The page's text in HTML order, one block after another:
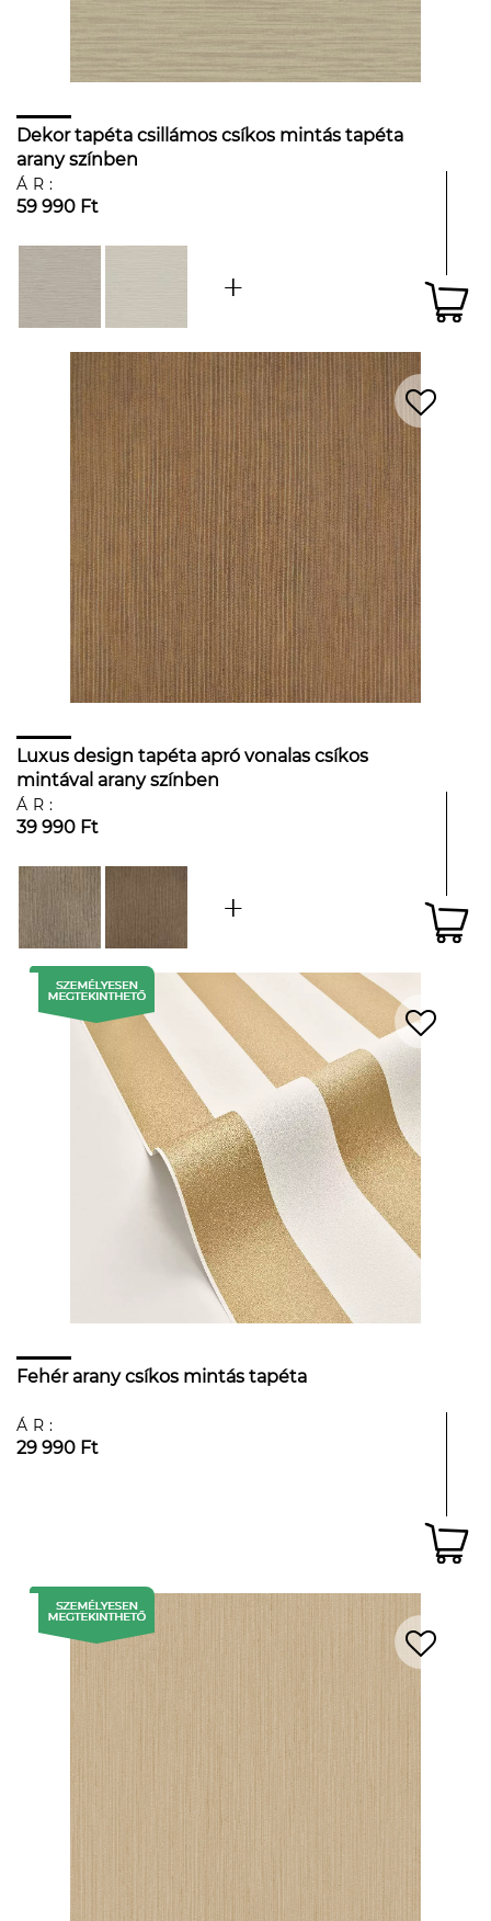
Dekor tapéta csillámos csíkos mintás tapéta
arany színben
ÁR:
59 990 Ft
Luxus design tapéta apró vonalas csíkos
mintával arany színben
ÁR:
39 990 Ft
Fehér arany csíkos mintás tapéta
ÁR:
29 990 Ft